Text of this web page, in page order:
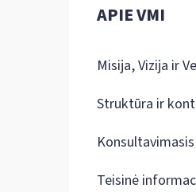
APIE VMI
Misija, Vizija ir
Struktūra ir
Teisinė